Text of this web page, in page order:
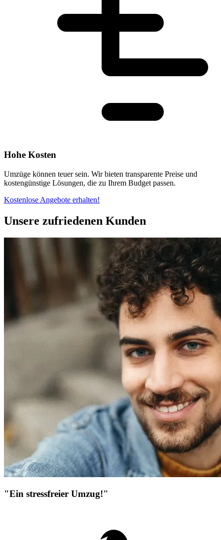
Hohe Kosten
Umzüge können teuer sein. Wir bieten transparente Preise und
kostengünstige Lösungen, die zu Ihrem Budget passen.
Kostenlose Angebote erhalten!
Unsere zufriedenen Kunden
"Ein stressfreier Umzug!"